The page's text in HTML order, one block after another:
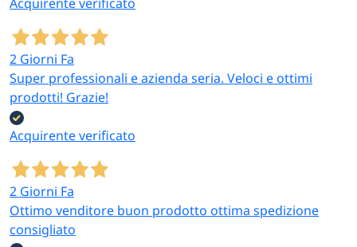
2 Giorni Fa
Super professionali e azienda seria. Veloci e ottimi
prodotti! Grazie!
Acquirente verificato
2 Giorni Fa
Ottimo venditore buon prodotto ottima spedizione
consigliato